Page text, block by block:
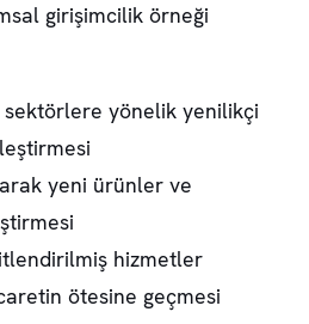
girişimcilik örneği
sektörlere yönelik yenilikçi
yeni ürünler ve
hizmetler
ötesine geçmesi